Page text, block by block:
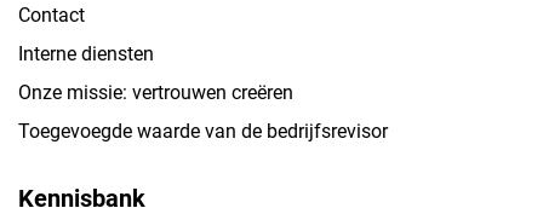
Contact
Interne diensten
Onze missie: vertrouwen creëren
Toegevoegde waarde van de bedrijfsrevisor
Kennisbank